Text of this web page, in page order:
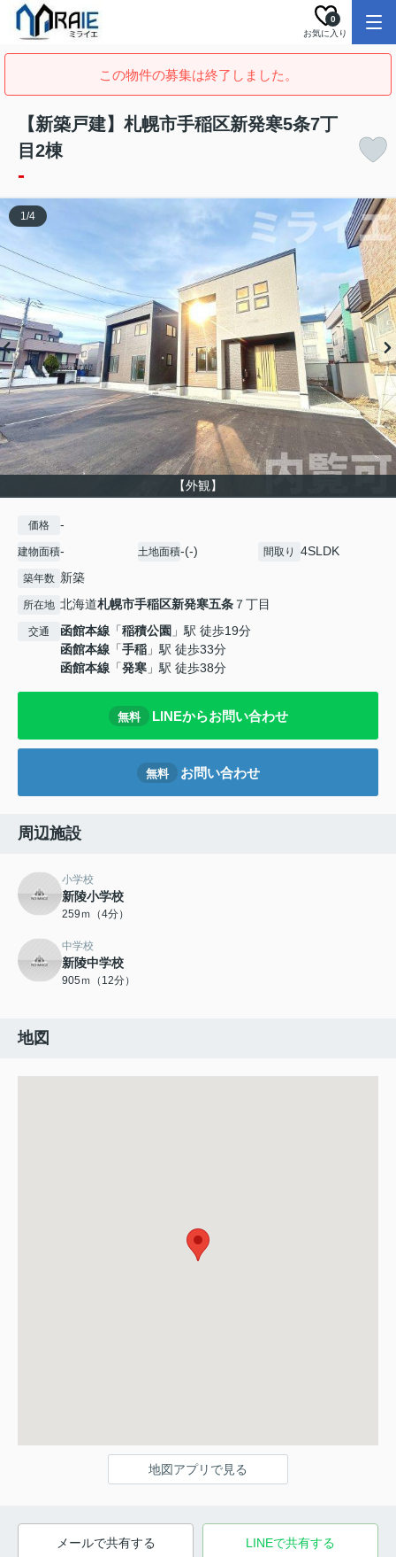
お気に入り
0
この物件の募集は終了しました。
【新築戸建】札幌市手稲区新発寒5条7丁
目2棟
-
【外観】
1/4
価格 -
建物面積- 土地面積-(-) 間取り 4SLDK
築年数 新築
所在地 北海道札幌市手稲区新発寒五条 ７丁目
交通 函館本線 「稲積公園 」駅 徒歩19分
函館本線 「手稲 」駅 徒歩33分
函館本線 「発寒 」駅 徒歩38分
無料 LINEからお問い合わせ
無料 お問い合わせ
周辺施設
小学校
新陵小学校
259ｍ（4分）
中学校
新陵中学校
905ｍ（12分）
地図
地図アプリで見る
メールで共有する LINEで共有する